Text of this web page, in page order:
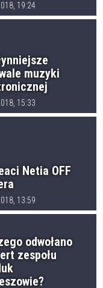
19:24
muzyki
15:33
Netia OFF
13:59
odwołano
zespołu